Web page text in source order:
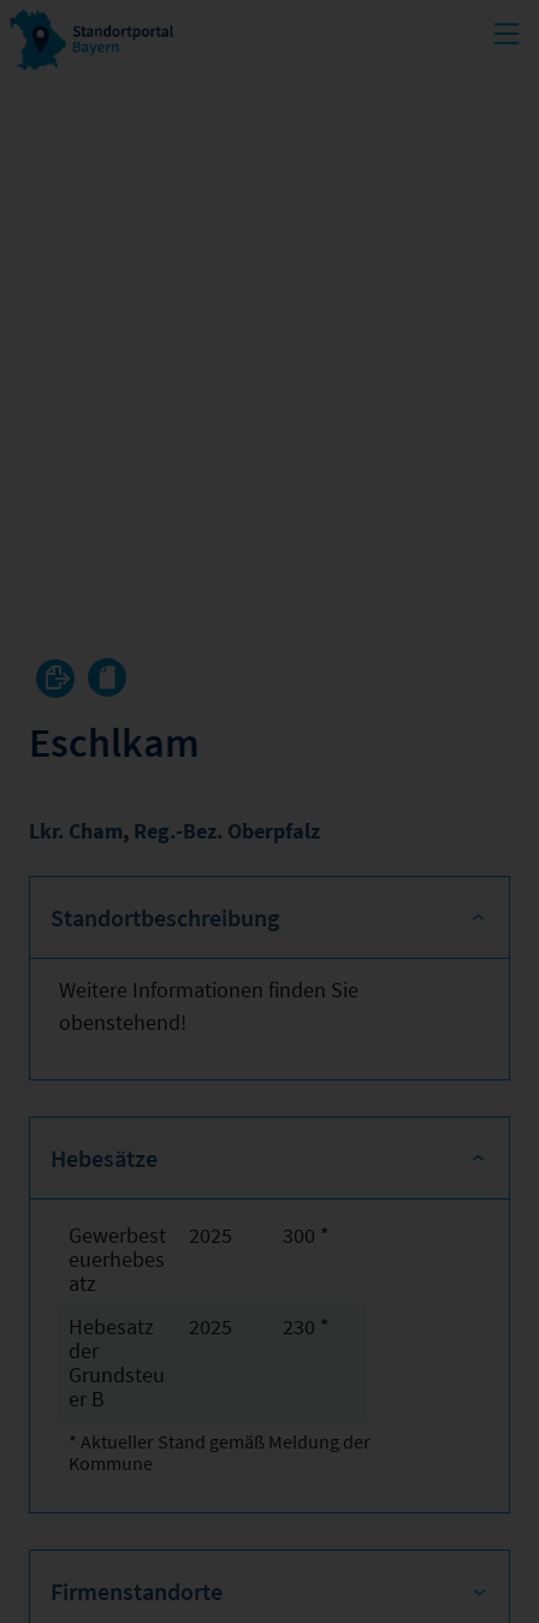
Eschlkam
Lkr. Cham, Reg.-Bez. Oberpfalz
Standortbeschreibung
Weitere Informationen finden Sie
obenstehend!
Hebesätze
Gewerbest
euerhebes
atz
2025 300 *
Hebesatz
der
Grundsteu
er B
2025 230 *
* Aktueller Stand gemäß Meldung der
Kommune
Firmenstandorte